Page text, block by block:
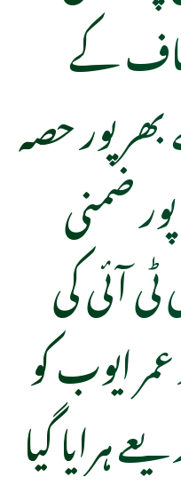
کے
حصہ
ضمنی
آئی کی
ایوب کو